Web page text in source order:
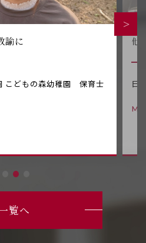
諭に
こどもの森幼稚園 保育士
他
日
12
覧へ